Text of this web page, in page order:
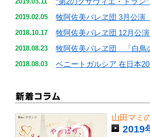
2019.02.05 牧阿佐美バレヱ団 3月公演
2018.10.17 牧阿佐美バレヱ団 12月公
2018.08.23 牧阿佐美バレヱ団 「白鳥
2018.08.03 ベニートガルシア 在日本
山田マミ
2019